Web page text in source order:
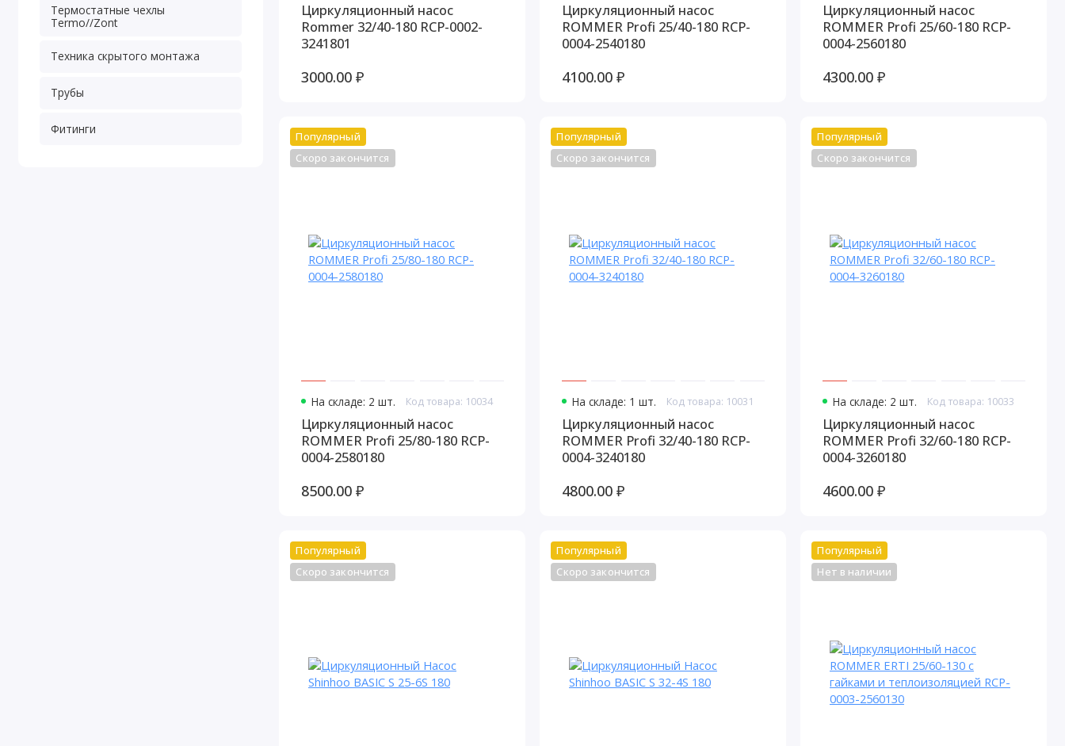
Термостатные чехлы
Termo//Zont
Техника скрытого монтажа
Трубы
Фитинги
Циркуляционный насос
Rommer 32/40-180 RCP-0002-
3241801
3000.00 ₽
Циркуляционный насос
ROMMER Profi 25/40-180 RCP-
0004-2540180
4100.00 ₽
Циркуляционный насос
ROMMER Profi 25/60-180 RCP-
0004-2560180
4300.00 ₽
Популярный
Скоро закончится
На складе: 2 шт. Код товара: 10034
Циркуляционный насос
ROMMER Profi 25/80-180 RCP-
0004-2580180
8500.00 ₽
Популярный
Скоро закончится
На складе: 1 шт. Код товара: 10031
Циркуляционный насос
ROMMER Profi 32/40-180 RCP-
0004-3240180
4800.00 ₽
Популярный
Скоро закончится
На складе: 2 шт. Код товара: 10033
Циркуляционный насос
ROMMER Profi 32/60-180 RCP-
0004-3260180
4600.00 ₽
Популярный
Скоро закончится
Популярный
Скоро закончится
Популярный
Нет в наличии